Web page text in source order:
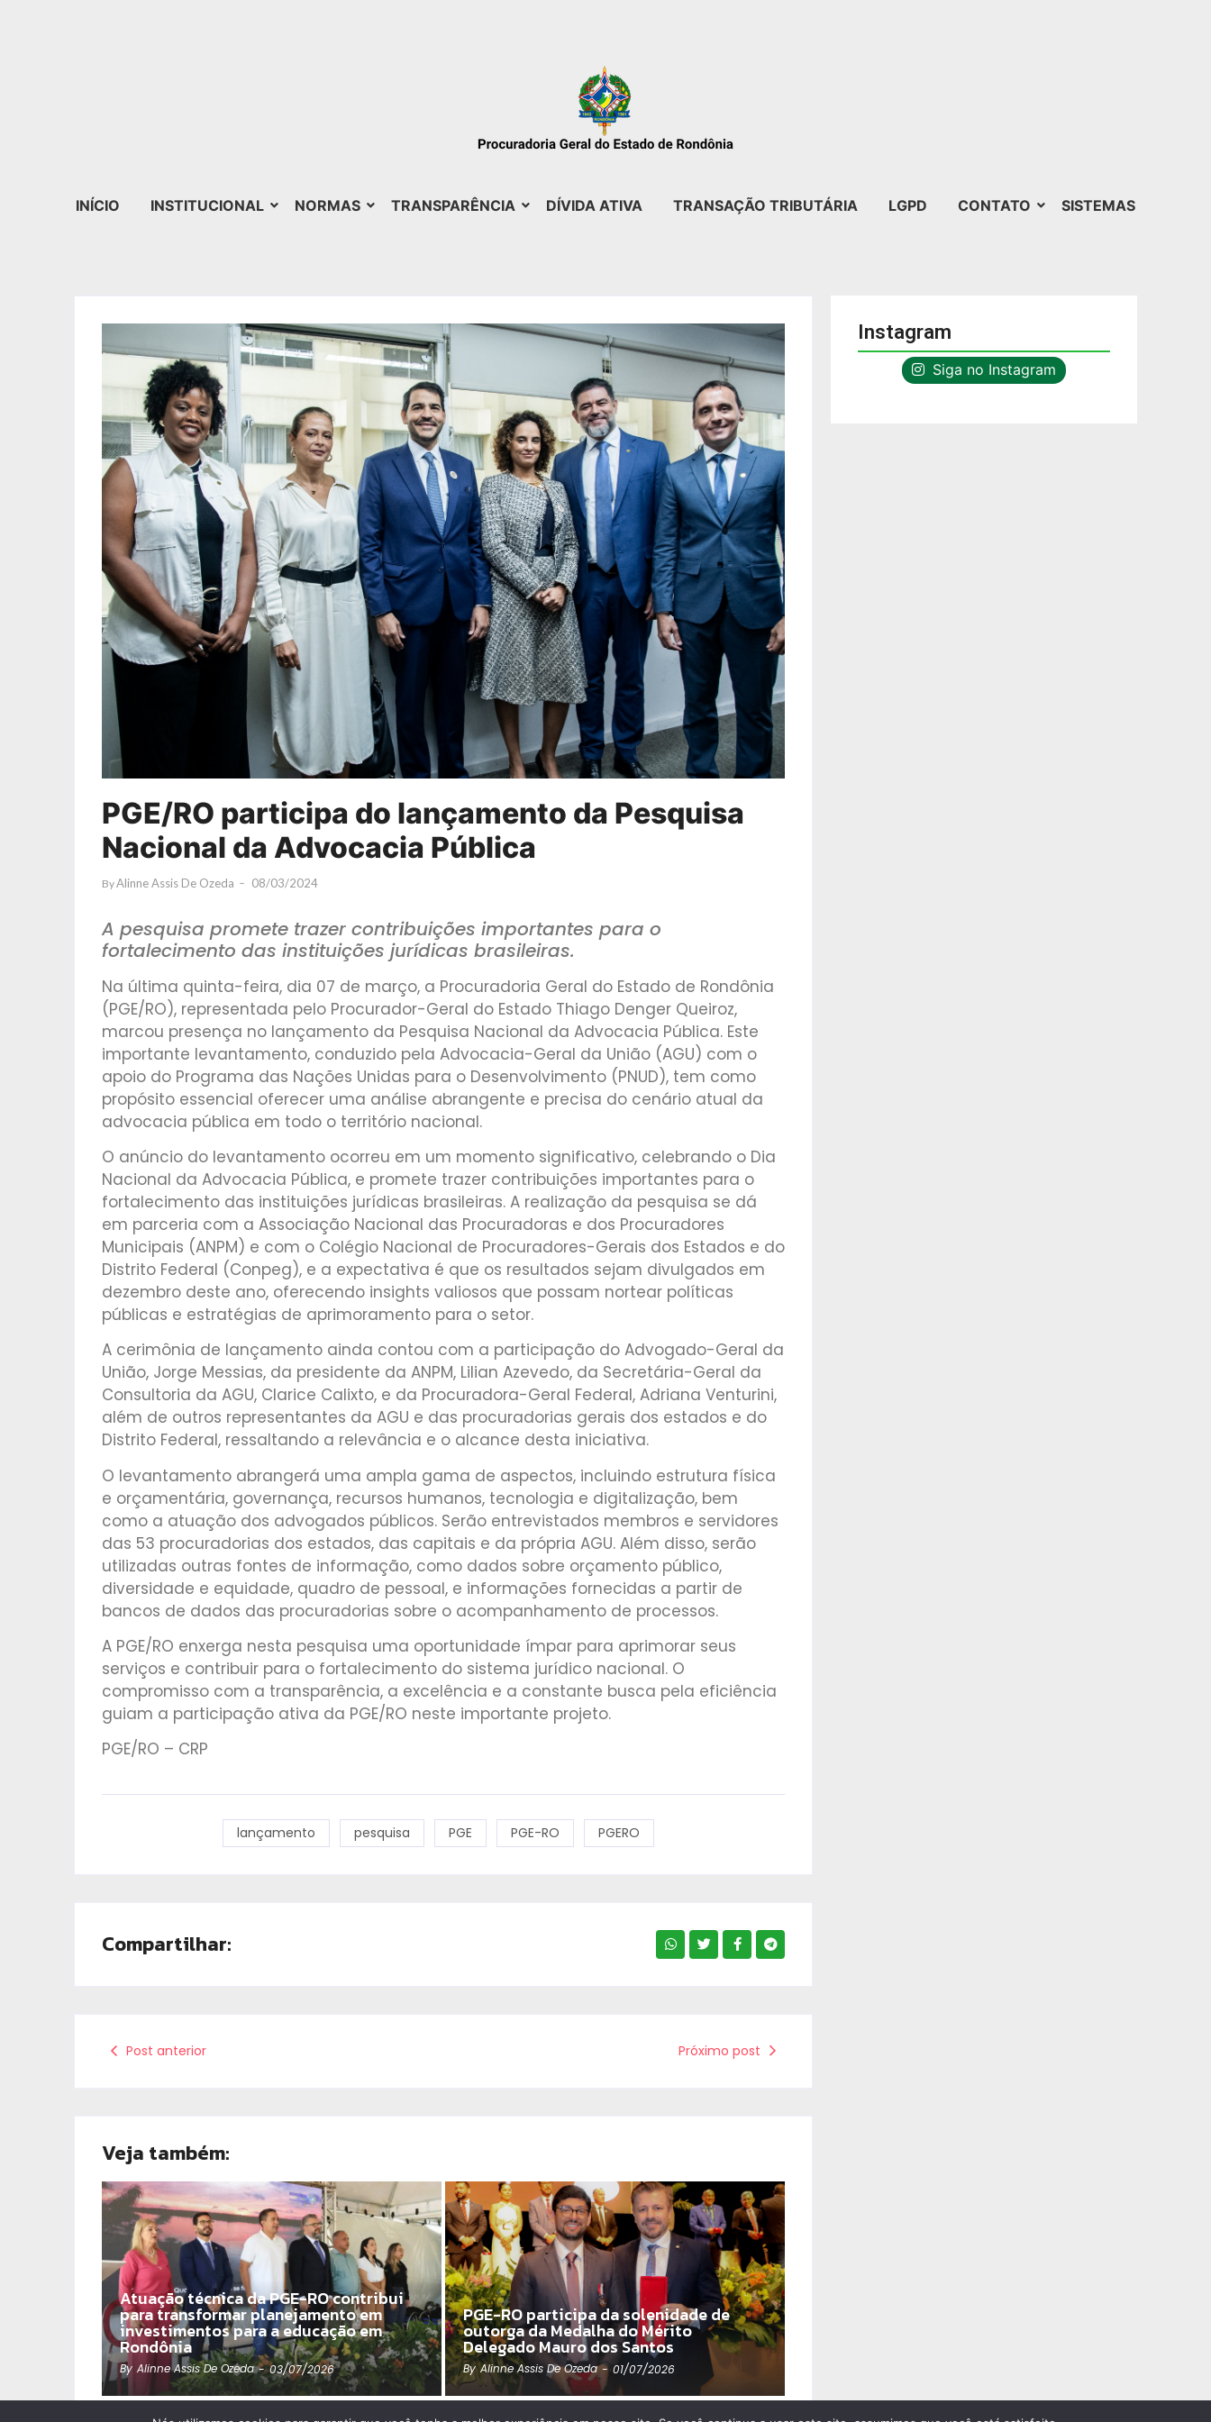
INÍCIO INSTITUCIONAL NORMAS TRANSPARÊNCIA DÍVIDA ATIVA TRANSAÇÃO TRIBUTÁRIA LGPD CONTATO SISTEMAS
PGE/RO participa do lançamento da Pesquisa
Nacional da Advocacia Pública
ByAlinne Assis De Ozeda 08/03/2024
A pesquisa promete trazer contribuições importantes para o
fortalecimento das instituições jurídicas brasileiras.
Na última quinta-feira, dia 07 de março, a Procuradoria Geral do Estado de Rondônia
(PGE/RO), representada pelo Procurador-Geral do Estado Thiago Denger Queiroz,
marcou presença no lançamento da Pesquisa Nacional da Advocacia Pública. Este
importante levantamento, conduzido pela Advocacia-Geral da União (AGU) com o
apoio do Programa das Nações Unidas para o Desenvolvimento (PNUD), tem como
propósito essencial oferecer uma análise abrangente e precisa do cenário atual da
advocacia pública em todo o território nacional.
O anúncio do levantamento ocorreu em um momento significativo, celebrando o Dia
Nacional da Advocacia Pública, e promete trazer contribuições importantes para o
fortalecimento das instituições jurídicas brasileiras. A realização da pesquisa se dá
em parceria com a Associação Nacional das Procuradoras e dos Procuradores
Municipais (ANPM) e com o Colégio Nacional de Procuradores-Gerais dos Estados e do
Distrito Federal (Conpeg), e a expectativa é que os resultados sejam divulgados em
dezembro deste ano, oferecendo insights valiosos que possam nortear políticas
públicas e estratégias de aprimoramento para o setor.
A cerimônia de lançamento ainda contou com a participação do Advogado-Geral da
União, Jorge Messias, da presidente da ANPM, Lilian Azevedo, da Secretária-Geral da
Consultoria da AGU, Clarice Calixto, e da Procuradora-Geral Federal, Adriana Venturini,
além de outros representantes da AGU e das procuradorias gerais dos estados e do
Distrito Federal, ressaltando a relevância e o alcance desta iniciativa.
O levantamento abrangerá uma ampla gama de aspectos, incluindo estrutura física
e orçamentária, governança, recursos humanos, tecnologia e digitalização, bem
como a atuação dos advogados públicos. Serão entrevistados membros e servidores
das 53 procuradorias dos estados, das capitais e da própria AGU. Além disso, serão
utilizadas outras fontes de informação, como dados sobre orçamento público,
diversidade e equidade, quadro de pessoal, e informações fornecidas a partir de
bancos de dados das procuradorias sobre o acompanhamento de processos.
A PGE/RO enxerga nesta pesquisa uma oportunidade ímpar para aprimorar seus
serviços e contribuir para o fortalecimento do sistema jurídico nacional. O
compromisso com a transparência, a excelência e a constante busca pela eficiência
guiam a participação ativa da PGE/RO neste importante projeto.
PGE/RO – CRP
lançamento pesquisa PGE PGE-RO PGERO
Compartilhar:
Post anterior Próximo post
Veja também:
Atuação técnica da PGE-RO contribui
para transformar planejamento em
investimentos para a educação em
Rondônia
By Alinne Assis De Ozeda - 03/07/2026
PGE-RO participa da solenidade de
outorga da Medalha do Mérito
Delegado Mauro dos Santos
By Alinne Assis De Ozeda - 01/07/2026
Instagram
Siga no Instagram